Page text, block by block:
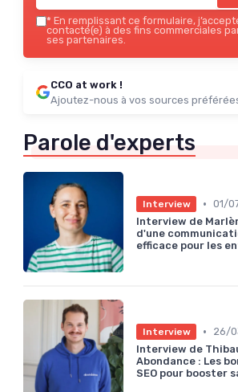
* En remplissant ce formulaire,
contacté(e) à des fins commerciales
ses partenaires.
CCO at work !
Ajoutez-nous à vos sources
Parole d'experts
Interview • 01/
Interview de
d'une
efficace pour les
Interview •
26/
Interview de
Abondance : Les
SEO pour booster